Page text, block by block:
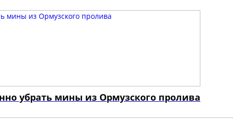
убрать мины из Ормузского пролива